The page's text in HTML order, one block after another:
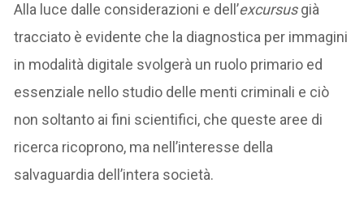
Alla luce dalle considerazioni e dell’excursusgià
tracciato è evidente che la diagnostica per immagini
in modalità digitale svolgerà un ruolo primario ed
essenziale nello studio delle menti criminali e ciò
non soltanto ai fini scientifici, che queste aree di
ricerca ricoprono, ma nell’interesse della
salvaguardia dell’intera società.